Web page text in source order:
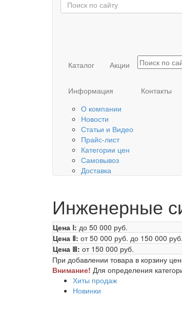
Каталог Акции
Информация
О компании
Новости
Статьи и Видео
Прайс-лист
Категории цен
Самовывоз
Доставка
Контакты
Инженерные
Цена Ⅰ: до 50 000 руб.
Цена Ⅱ: от 50 000 руб. до 150 000 руб.
Цена Ⅲ: от 150 000 руб.
При добавлении товара в корзину
Внимание! Для определения
Хиты продаж
Новинки